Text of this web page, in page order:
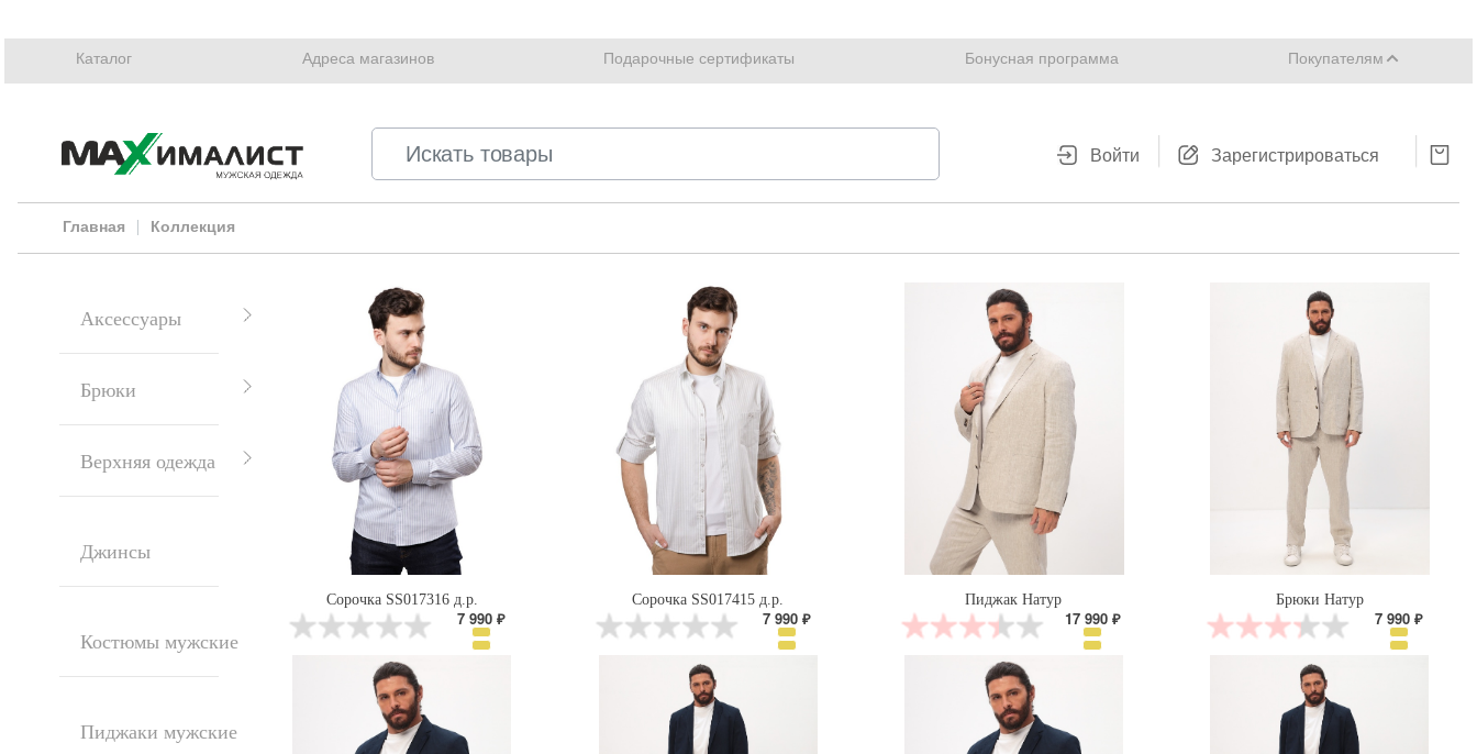
Каталог Адреса магазинов Подарочные сертификаты Бонусная программа Покупателям
Войти Зарегистрироваться
Главная Коллекция
Аксессуары
Брюки
Верхняя одежда
Джинсы
Костюмы мужские
Пиджаки мужские
Сорочка SS017316 д.р.
7 990 ₽
Сорочка SS017415 д.р.
7 990 ₽
Пиджак Натур
17 990 ₽
Брюки Натур
7 990 ₽